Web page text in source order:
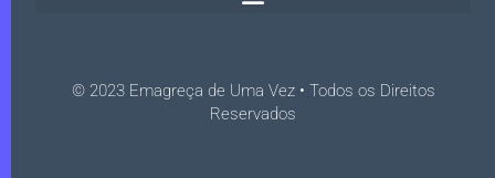
© 2023 Emagreça de Uma Vez • Todos os Direitos
Reservados